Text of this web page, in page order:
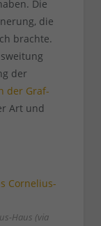
Die
die
brachte.
der
der Graf-
Art und
Haus (via